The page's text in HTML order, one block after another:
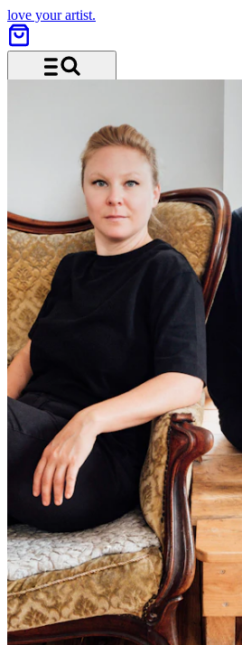
love your artist.